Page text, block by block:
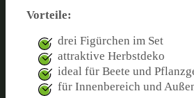
Vorteile:
drei Figürchen im Set
attraktive Herbstdeko
ideal für Beete und
für Innenbereich und